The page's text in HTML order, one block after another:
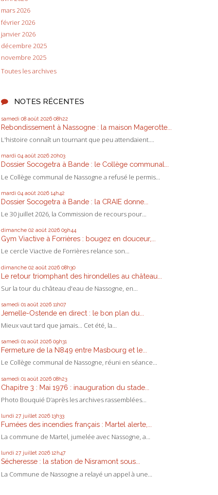
mars 2026
février 2026
janvier 2026
décembre 2025
novembre 2025
Toutes les archives
NOTES RÉCENTES
samedi 08 août 2026 08h22
Rebondissement à Nassogne : la maison Magerotte...
L'histoire connaît un tournant que peu attendaient....
mardi 04 août 2026 20h03
Dossier Socogetra à Bande : le Collège communal...
Le Collège communal de Nassogne a refusé le permis...
mardi 04 août 2026 14h42
Dossier Socogetra à Bande : la CRAIE donne...
Le 30 juillet 2026, la Commission de recours pour...
dimanche 02 août 2026 09h44
Gym Viactive à Forrières : bougez en douceur,...
Le cercle Viactive de Forrières relance son...
dimanche 02 août 2026 08h30
Le retour triomphant des hirondelles au château...
Sur la tour du château d'eau de Nassogne, en...
samedi 01 août 2026 11h07
Jemelle-Ostende en direct : le bon plan du...
Mieux vaut tard que jamais... Cet été, la...
samedi 01 août 2026 09h31
Fermeture de la N849 entre Masbourg et le...
Le Collège communal de Nassogne, réuni en séance...
samedi 01 août 2026 08h23
Chapitre 3 : Mai 1976 : inauguration du stade...
Photo Bouquié D’après les archives rassemblées...
lundi 27 juillet 2026 13h33
Fumées des incendies français : Martel alerte,...
La commune de Martel, jumelée avec Nassogne, a...
lundi 27 juillet 2026 12h47
Sécheresse : la station de Nisramont sous...
La Commune de Nassogne a relayé un appel à une...